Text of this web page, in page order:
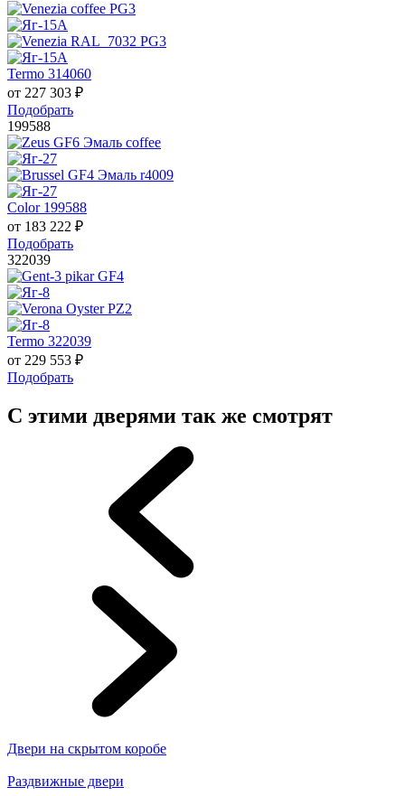
Termo 314060
от 227 303 ₽
Подобрать
199588
Color 199588
от 183 222 ₽
Подобрать
322039
Termo 322039
от 229 553 ₽
Подобрать
С этими дверями так же смотрят
Двери на скрытом коробе
Раздвижные двери